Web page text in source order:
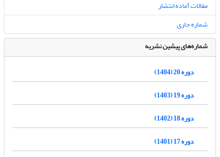
مقالات آماده انتشار
شماره جاری
شماره‌های پیشین نشریه
دوره 20 (1404)
دوره 19 (1403)
دوره 18 (1402)
دوره 17 (1401)